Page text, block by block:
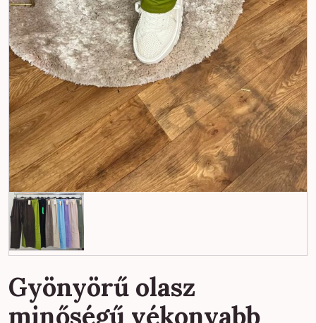
Gyönyörű olasz
minőségű vékonyabb